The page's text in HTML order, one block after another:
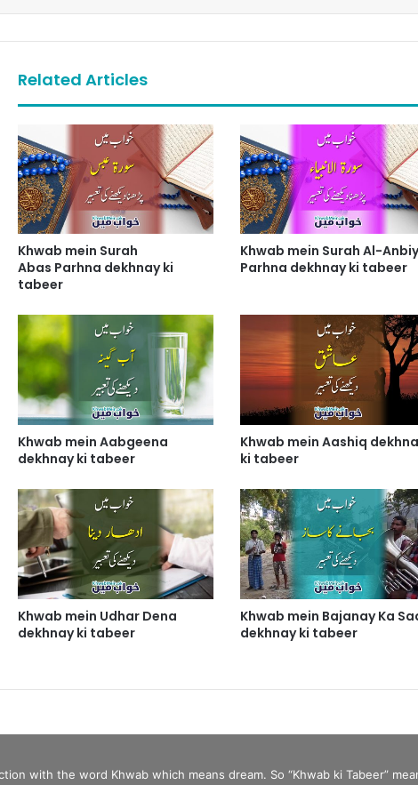
Related Articles
Khwab mein Surah
Abas Parhna dekhnay ki
tabeer
Khwab mein Surah Al-
Parhna dekhnay ki tabeer
Khwab mein Aabgeena
dekhnay ki tabeer
Khwab mein Aashiq
ki tabeer
Khwab mein Udhar Dena
dekhnay ki tabeer
Khwab mein Bajanay Ka
dekhnay ki tabeer
with the word Khwab which means dream. So “Khwab ki Tabeer”